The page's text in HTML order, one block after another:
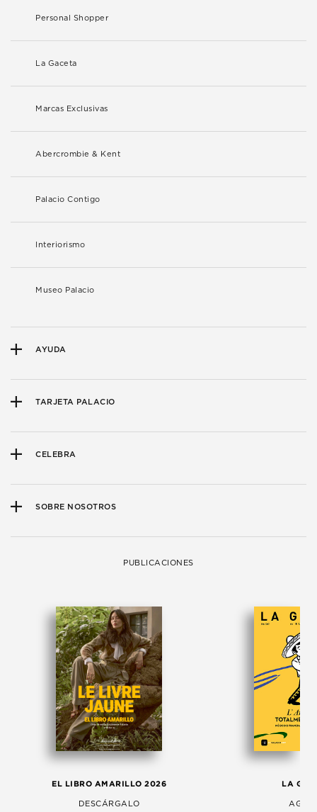
Personal Shopper
La Gaceta
Marcas Exclusivas
Abercrombie & Kent
Palacio Contigo
Interiorismo
Museo Palacio
AYUDA
TARJETA PALACIO
CELEBRA
SOBRE NOSOTROS
PUBLICACIONES
EL LIBRO AMARILLO 2026
DESCÁRGALO
LA